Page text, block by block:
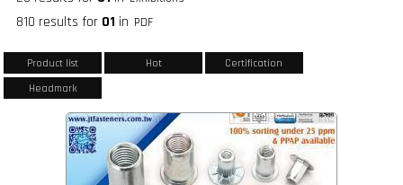
810 results for 01 in PDF
Product list Hot
Certification
Headmark